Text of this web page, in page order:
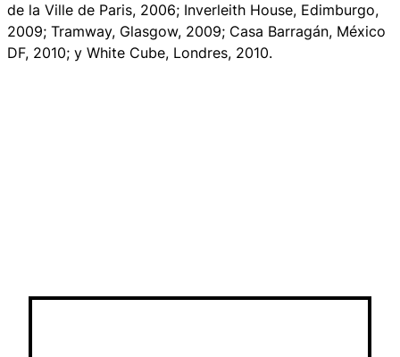
de la Ville de Paris, 2006; Inverleith House, Edimburgo,
2009; Tramway, Glasgow, 2009; Casa Barragán, México
DF, 2010; y White Cube, Londres, 2010.